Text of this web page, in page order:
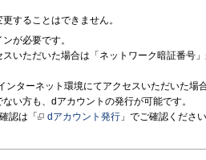
することはできません。
が必要です。
スいただいた場合は「ネットワーク暗証番号
ンターネット環境にてアクセスいただいた
い方も、dアカウントの発行が可能です。
認は「
dアカウント発行 」でご確認ください